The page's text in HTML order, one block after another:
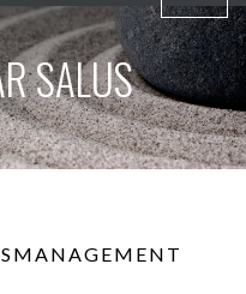
SALUS